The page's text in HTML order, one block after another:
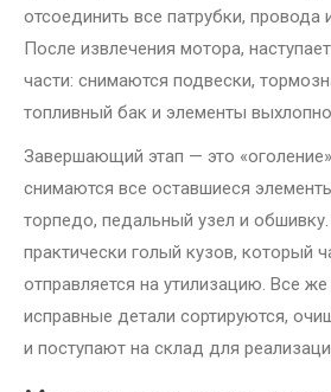
отсоединить все патрубки, провода
После извлечения мотора,
части: снимаются подвески,
топливный бак и элементы
Завершающий этап — это
снимаются все оставшиеся
торпедо, педальный узел и обшивку.
практически голый кузов, который
отправляется на утилизацию. Все
исправные детали сортируются,
и поступают на склад для